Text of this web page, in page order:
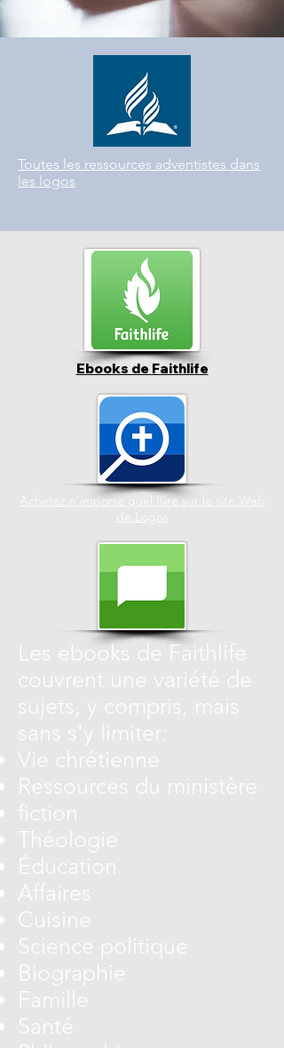
Toutes les ressources adventistes dans
les logos
Ebooks de Faithlife
Achetez n'importe quel livre sur le site Web
Les ebooks de Faithlife
couvrent une variété de
sujets, y compris, mais
sans s'y limiter:
Vie chrétienne
Ressources du ministère
fiction
Théologie
Éducation
Affaires
Cuisine
Science politique
Biographie
Famille
Santé